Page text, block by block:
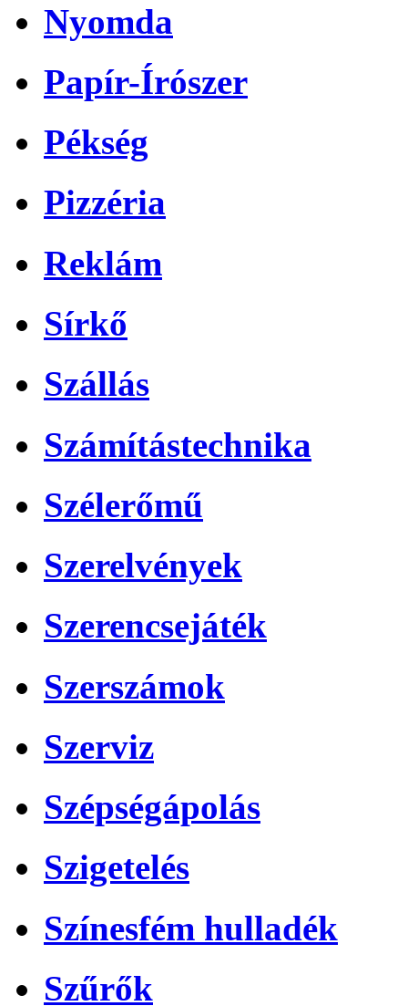
Nyomda
Papír-Írószer
Pékség
Pizzéria
Reklám
Sírkő
Szállás
Számítástechnika
Szélerőmű
Szerelvények
Szerencsejáték
Szerszámok
Szerviz
Szépségápolás
Szigetelés
Színesfém hulladék
Szűrők